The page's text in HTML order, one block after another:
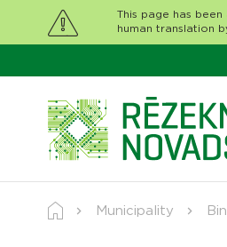
This page has
human translation
Municipality